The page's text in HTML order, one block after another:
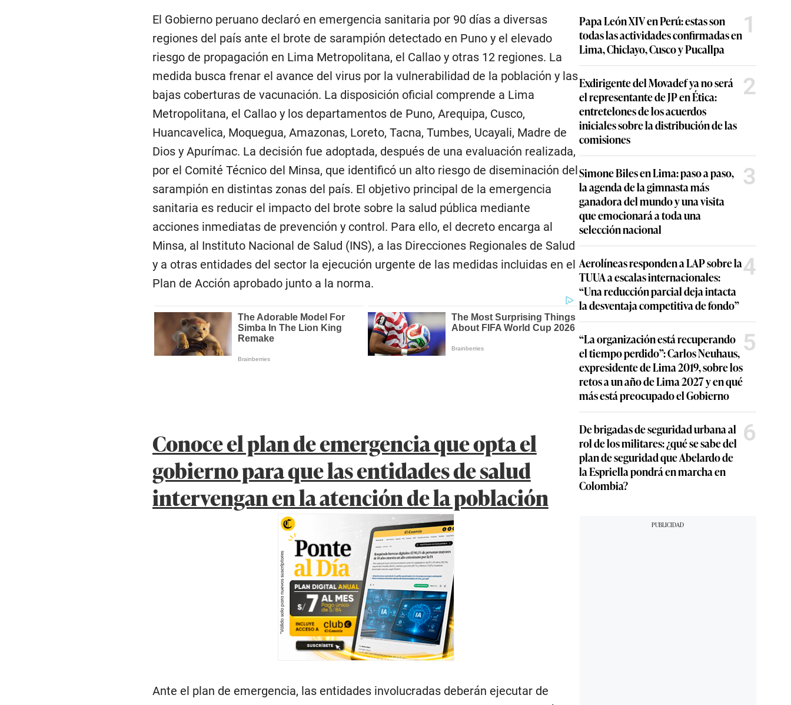
El Gobierno peruano declaró en emergencia sanitaria por 90 días a diversas
regiones del país ante el brote de sarampión detectado en Puno y el elevado
riesgo de propagación en Lima Metropolitana, el Callao y otras 12 regiones. La
medida busca frenar el avance del virus por la vulnerabilidad de la población y las
bajas coberturas de vacunación. La disposición oficial comprende a Lima
Metropolitana, el Callao y los departamentos de Puno, Arequipa, Cusco,
Huancavelica, Moquegua, Amazonas, Loreto, Tacna, Tumbes, Ucayali, Madre de
Dios y Apurímac. La decisión fue adoptada, después de una evaluación realizada,
por el Comité Técnico del Minsa, que identificó un alto riesgo de diseminación del
sarampión en distintas zonas del país. El objetivo principal de la emergencia
sanitaria es reducir el impacto del brote sobre la salud pública mediante
acciones inmediatas de prevención y control. Para ello, el decreto encarga al
Minsa, al Instituto Nacional de Salud (INS), a las Direcciones Regionales de Salud
y a otras entidades del sector la ejecución urgente de las medidas incluidas en el
Plan de Acción aprobado junto a la norma.
gobierno para que las entidades de salud
intervengan en la atención de la población
Ante el plan de emergencia, las entidades involucradas deberán ejecutar de
el país. Entre las principales medidas figuran el fortalecimiento de la vigilancia
Papa León XIV en Perú: estas son
todas las actividades confirmadas en
Lima, Chiclayo, Cusco y Pucallpa
1
Exdirigente del Movadef ya no será
el representante de JP en Ética:
entretelones de los acuerdos
iniciales sobre la distribución de las
comisiones
2
Simone Biles en Lima: paso a paso,
la agenda de la gimnasta más
ganadora del mundo y una visita
que emocionará a toda una
selección nacional
3
Aerolíneas responden a LAP sobre la
TUUA a escalas internacionales:
“Una reducción parcial deja intacta
la desventaja competitiva de fondo”
4
“La organización está recuperando
el tiempo perdido”: Carlos Neuhaus,
expresidente de Lima 2019, sobre los
retos a un año de Lima 2027 y en qué
más está preocupado el Gobierno
5
De brigadas de seguridad urbana al
rol de los militares: ¿qué se sabe del
plan de seguridad que Abelardo de
la Espriella pondrá en marcha en
Colombia?
6